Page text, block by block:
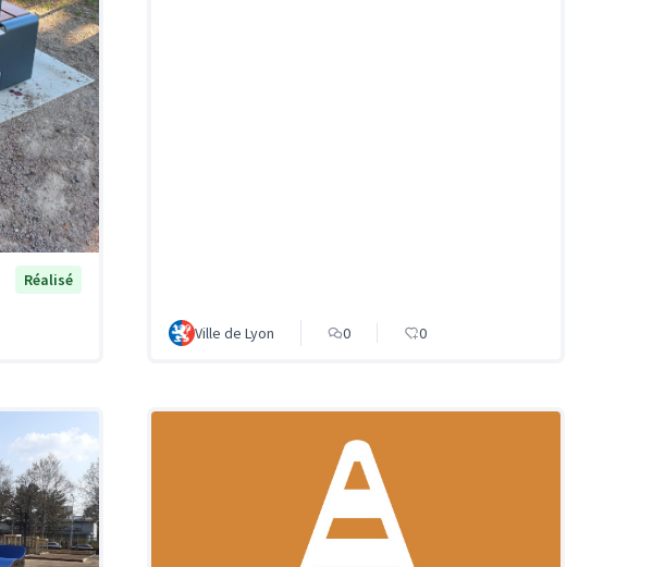
Réalisé
Ville de Lyon 0 0